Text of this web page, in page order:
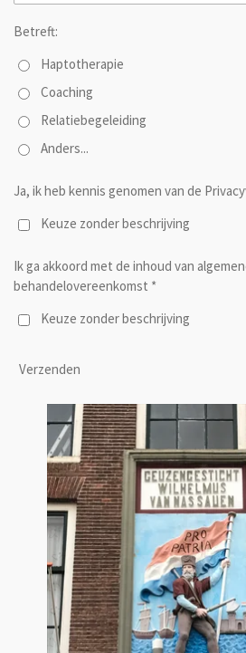
Betreft:
Haptotherapie
Coaching
Relatiebegeleiding
Anders...
Ja, ik heb kennis genomen van de
Keuze zonder beschrijving
Ik ga akkoord met de inhoud van
behandelovereenkomst *
Keuze zonder beschrijving
Verzenden